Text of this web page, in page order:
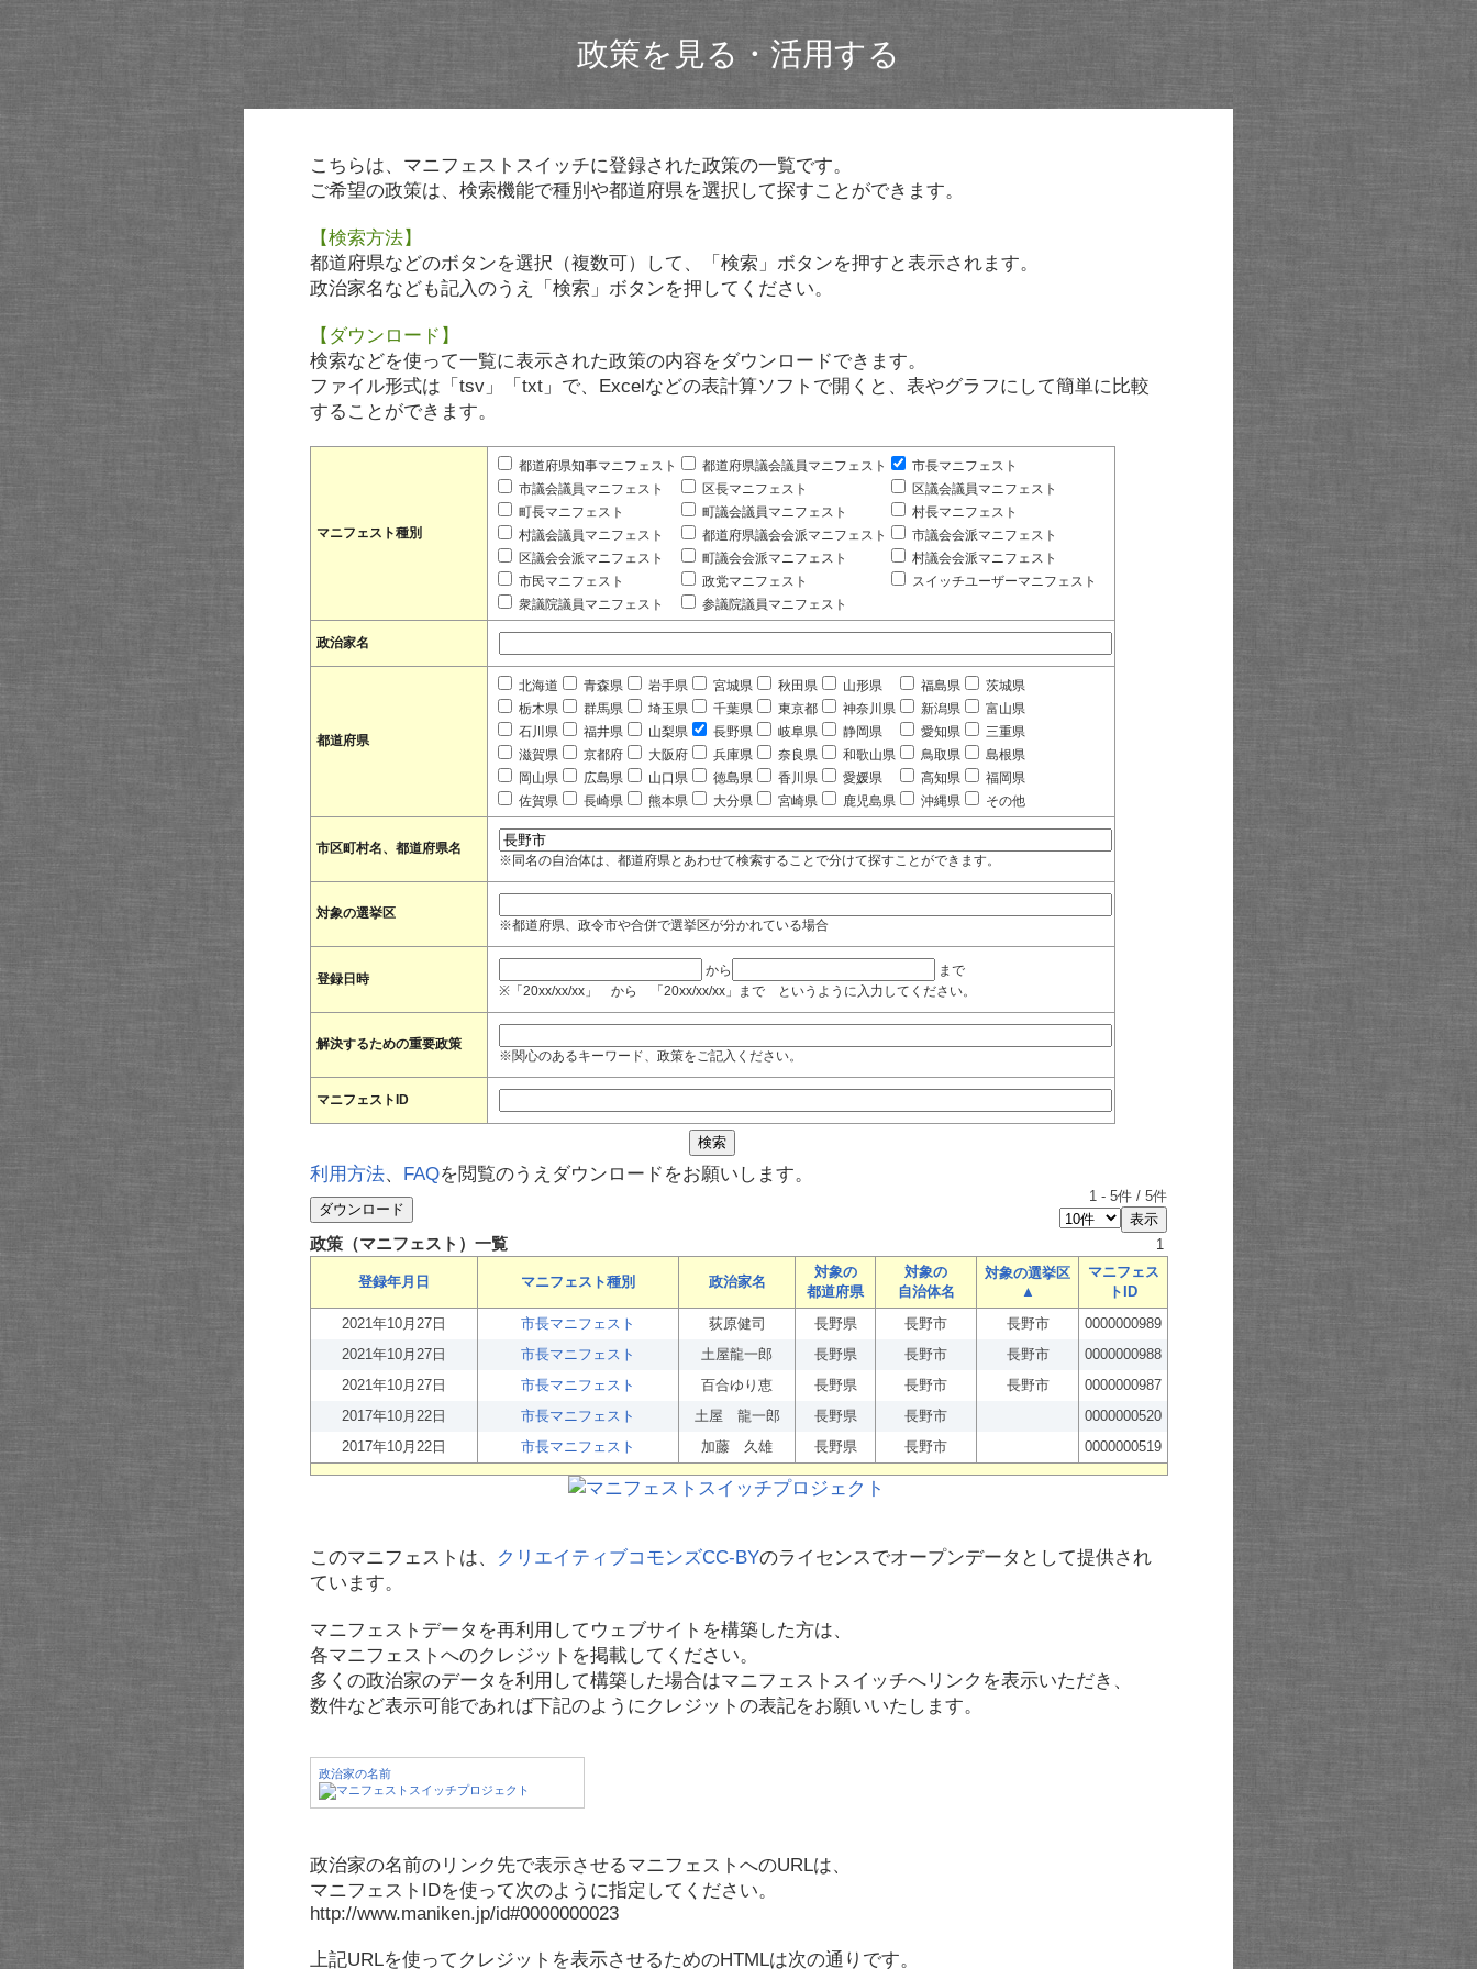
政策を見る・活用する
こちらは、マニフェストスイッチに登録された政策の一覧です。
ご希望の政策は、検索機能で種別や都道府県を選択して探すことができます。
【検索方法】
都道府県などのボタンを選択（複数可）して、「検索」ボタンを押すと表示されます。
政治家名なども記入のうえ「検索」ボタンを押してください。
【ダウンロード】
検索などを使って一覧に表示された政策の内容をダウンロードできます。
ファイル形式は「tsv」「txt」で、Excelなどの表計算ソフトで開くと、表やグラフにして簡単に比較
することができます。
マニフェスト種別
都道府県知事マニフェスト 都道府県議会議員マニフェスト
市長マニフェスト
市議会議員マニフェスト
区長マニフェスト
区議会議員マニフェスト
町長マニフェスト
町議会議員マニフェスト
村長マニフェスト
村議会議員マニフェスト
都道府県議会会派マニフェスト
市議会会派マニフェスト
区議会会派マニフェスト
町議会会派マニフェスト
村議会会派マニフェスト
市民マニフェスト
政党マニフェスト
スイッチユーザーマニフェスト
衆議院議員マニフェスト
参議院議員マニフェスト
政治家名
都道府県
北海道 青森県 岩手県 宮城県 秋田県 山形県 福島県
茨城県
栃木県
群馬県 埼玉県 千葉県 東京都 神奈川県 新潟県
富山県
石川県
福井県 山梨県 長野県 岐阜県 静岡県 愛知県
三重県
滋賀県
京都府 大阪府 兵庫県 奈良県 和歌山県 鳥取県
島根県
岡山県
広島県 山口県 徳島県 香川県 愛媛県 高知県
福岡県
佐賀県
長崎県 熊本県 大分県 宮崎県 鹿児島県 沖縄県 その他
市区町村名、都道府県名
※同名の自治体は、都道府県とあわせて検索することで分けて探すことができます。
対象の選挙区
※都道府県、政令市や合併で選挙区が分かれている場合
登録日時
から
まで
※「20xx/xx/xx」 から 「20xx/xx/xx」まで というように入力してください。
解決するための重要政策
※関心のあるキーワード、政策をご記入ください。
マニフェストID
利用方法、 FAQを閲覧のうえダウンロードをお願いします。
1 - 5件 / 5件
政策（マニフェスト）一覧 1
登録年月日 マニフェスト種別 政治家名
対象の
都道府県
対象の
自治体名
対象の選挙区
▲
マニフェス
トID
2021年10月27日
市長マニフェスト 荻原健司 長野県 長野市 長野市
0000000989
2021年10月27日
市長マニフェスト 土屋龍一郎 長野県 長野市 長野市
0000000988
2021年10月27日
市長マニフェスト 百合ゆり恵 長野県 長野市 長野市
0000000987
2017年10月22日
市長マニフェスト 土屋 龍一郎 長野県 長野市
0000000520
2017年10月22日
市長マニフェスト 加藤 久雄 長野県 長野市 0000000519
このマニフェストは、 クリエイティブコモンズCC-BYのライセンスでオープンデータとして提供され
ています。
マニフェストデータを再利用してウェブサイトを構築した方は、
各マニフェストへのクレジットを掲載してください。
多くの政治家のデータを利用して構築した場合はマニフェストスイッチへリンクを表示いただき、
数件など表示可能であれば下記のようにクレジットの表記をお願いいたします。
政治家の名前
政治家の名前のリンク先で表示させるマニフェストへのURLは、
マニフェストIDを使って次のように指定してください。
http://www.maniken.jp/id#0000000023
上記URLを使ってクレジットを表示させるためのHTMLは次の通りです。